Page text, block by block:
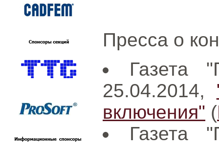
Пресса о
Газета
25.04.2014,
включения" (
Газета